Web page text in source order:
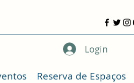
Login
Reserva de Espaços